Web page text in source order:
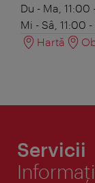
Du - Ma, 11:00
Mi - Sâ, 11:00
Hartă
Servicii